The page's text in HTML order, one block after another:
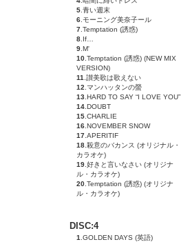
5 .青い週末
6 .モーニング美奈子ール
7 .Temptation (誘惑)
8 .If…
9 .M'
10 .Temptation (誘惑) (NEW MIX
VERSION)
11 .讃美歌は歌えない
12 .マンハッタンの螢
13 .HARD TO SAY “I LOVE YOU”
14 .DOUBT
15 .CHARLIE
16 .NOVEMBER SNOW
17 .APERITIF
18 .殺意のバカンス (オリジナル・
カラオケ)
19 .好きと言いなさい (オリジナ
ル・カラオケ)
20 .Temptation (誘惑) (オリジナ
ル・カラオケ)
DISC:4
1 .GOLDEN DAYS (英語)